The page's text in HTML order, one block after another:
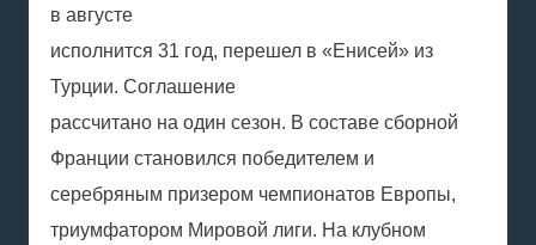
в августе
исполнится 31 год, перешел в «Енисей» из
Турции. Соглашение
рассчитано на один сезон. В составе сборной
Франции становился победителем и
серебряным призером чемпионатов Европы,
триумфатором Мировой лиги. На клубном